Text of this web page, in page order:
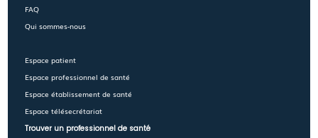
FAQ
Qui sommes-nous
Espace patient
Espace professionnel de santé
Espace établissement de santé
Espace télésecrétariat
Trouver un professionnel de santé